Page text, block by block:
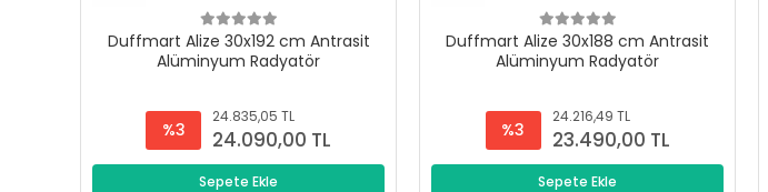
Duffmart Alize 30x192 cm Antrasit
Alüminyum Radyatör
%3
24.835,05 TL
24.090,00 TL
Sepete Ekle
Duffmart Alize 30x188 cm Antrasit
Alüminyum Radyatör
%3
24.216,49 TL
23.490,00 TL
Sepete Ekle